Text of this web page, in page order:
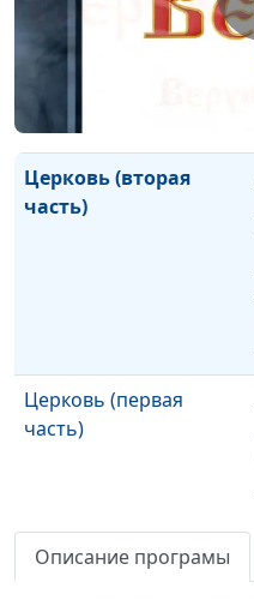
Церковь (вторая
часть)
Церковь (первая
часть)
Описание програмы